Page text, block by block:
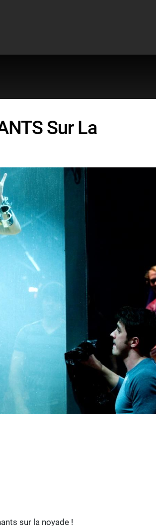
Sur La
sur la noyade !